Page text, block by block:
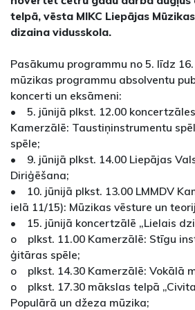
telpā, vēsta MIKC Liepājas
dizaina vidusskola.
Pasākumu programmu no 5. līdz
mūzikas programmu absolventu
koncerti un eksāmeni:
• 5. jūnijā plkst. 12.00
Kamerzālē: Taustiņinstrumentu
spēle;
• 9. jūnijā plkst. 14.00 Liepājas
Diriģēšana;
• 10. jūnijā plkst. 13.00 LMMDV
ielā 11/15): Mūzikas vēsture un
• 15. jūnijā koncertzālē „Lielais
o plkst. 11.00 Kamerzālē: Stīgu
ģitāras spēle;
o plkst. 14.30 Kamerzālē: Vokālā
o plkst. 17.30 mākslas telpā
Populārā un džeza mūzika;